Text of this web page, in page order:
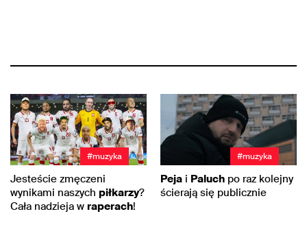
#muzyka
Jesteście zmęczeni
wynikami naszych piłkarzy?
Cała nadzieja w raperach!
#muzyka
Peja i Paluch po raz kolejny
ścierają się publicznie